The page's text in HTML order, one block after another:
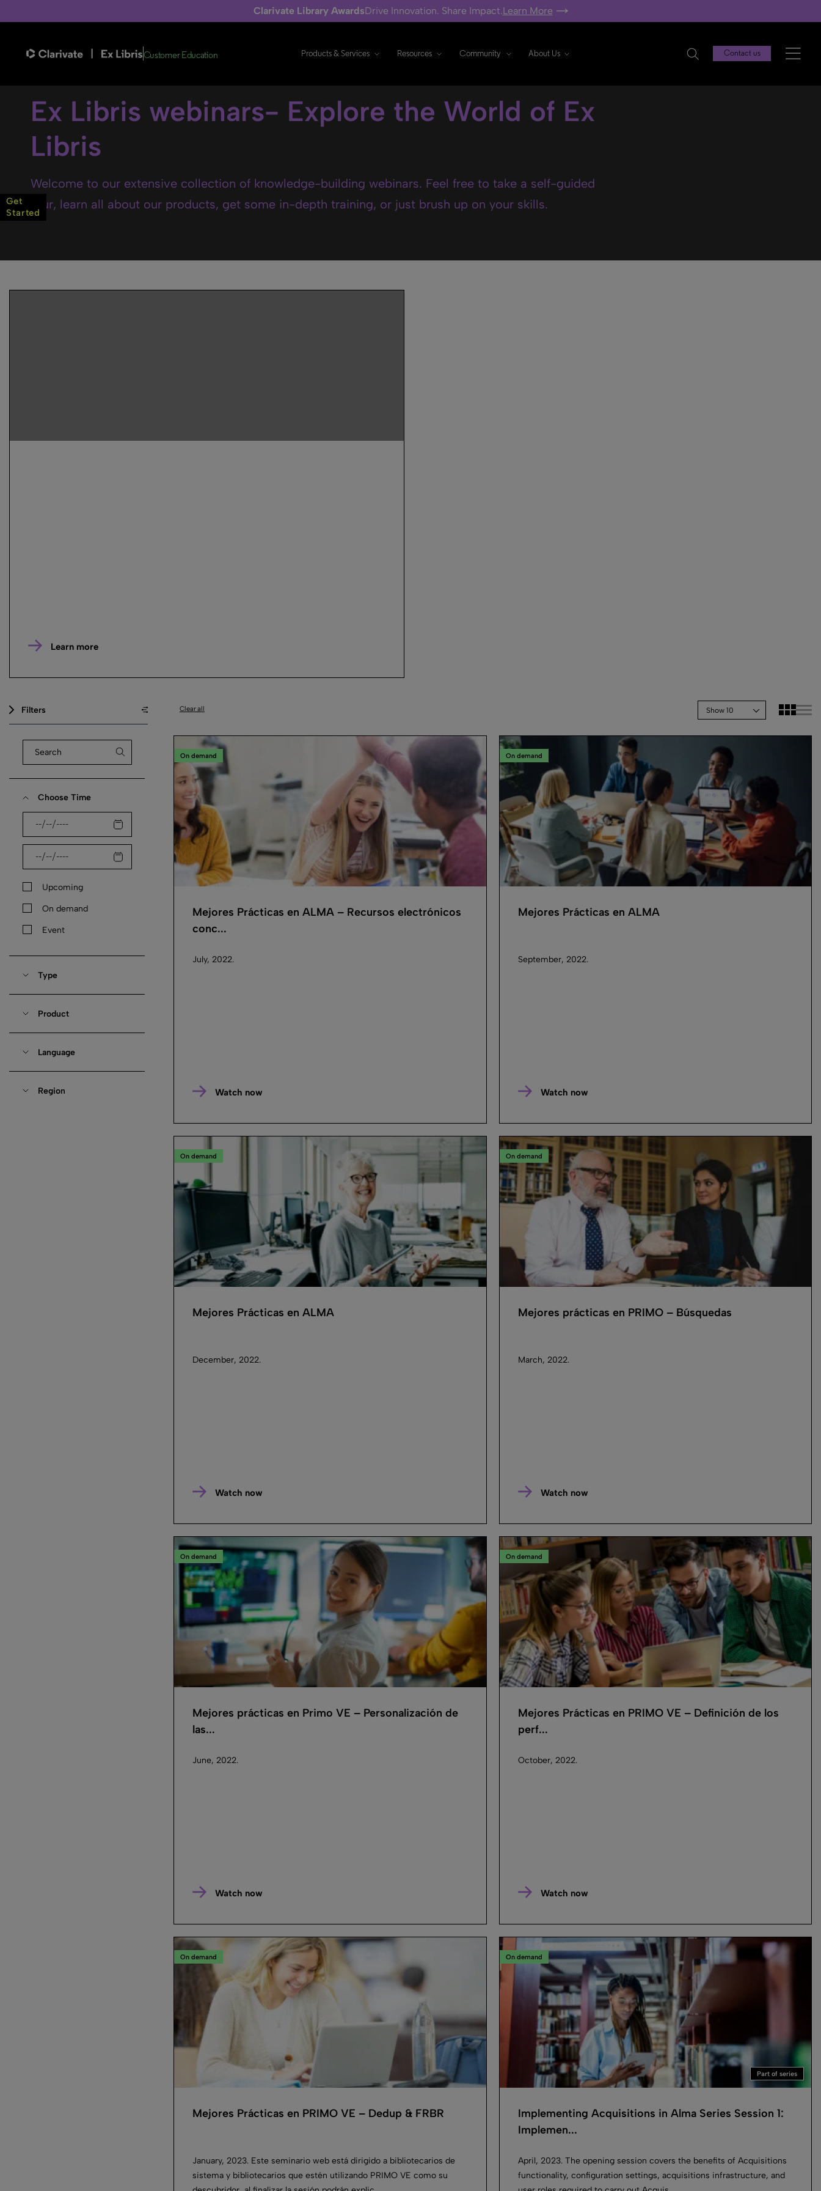
Clarivate Library AwardsDrive Innovation. Share Impact.Learn More
Customer Education Products & Services Resources Community About Us Contact us
Ex Libris webinars- Explore the World of Ex
Libris
Welcome to our extensive collection of knowledge-building webinars. Feel free to take a self-guided
tour, learn all about our products, get some in-depth training, or just brush up on your skills.
Learn more
Clear all Show 10
Filters
Choose Time
Upcoming
On demand
Event
Type
Product
Language
Region
On demand
Mejores Prácticas en ALMA – Recursos electrónicos
conc...
July, 2022.
Watch now
On demand
Mejores Prácticas en ALMA
September, 2022.
Watch now
On demand
Mejores Prácticas en ALMA
December, 2022.
Watch now
On demand
Mejores prácticas en PRIMO – Búsquedas
March, 2022.
Watch now
On demand
Mejores prácticas en Primo VE – Personalización de
las...
June, 2022.
Watch now
On demand
Mejores Prácticas en PRIMO VE – Definición de los
perf...
October, 2022.
Watch now
On demand
Mejores Prácticas en PRIMO VE – Dedup & FRBR
January, 2023. Este seminario web está dirigido a bibliotecarios de
sistema y bibliotecarios que estén utilizando PRIMO VE como su
On demand
Part of series
Implementing Acquisitions in Alma Series Session 1:
Implemen...
April, 2023. The opening session covers the benefits of Acquisitions
functionality, configuration settings, acquisitions infrastructure, and
Get
Started